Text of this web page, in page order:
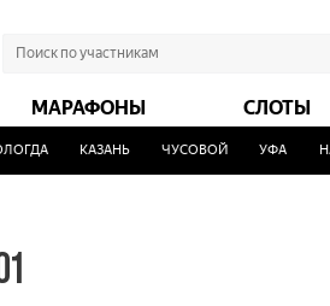
МАРАФОНЫ СЛОТЫ
КАЗАНЬ ЧУСОВОЙ УФА